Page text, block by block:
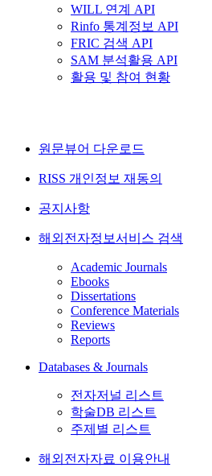
WILL 연계 API
Rinfo 통계정보 API
FRIC 검색 API
SAM 분석활용 API
활용 및 참여 현황
원문뷰어 다운로드
RISS 개인정보 재동의
공지사항
해외전자정보서비스 검색
Academic Journals
Ebooks
Dissertations
Conference Materials
Reviews
Reports
Databases & Journals
전자저널 리스트
학술DB 리스트
주제별 리스트
해외전자자료 이용안내